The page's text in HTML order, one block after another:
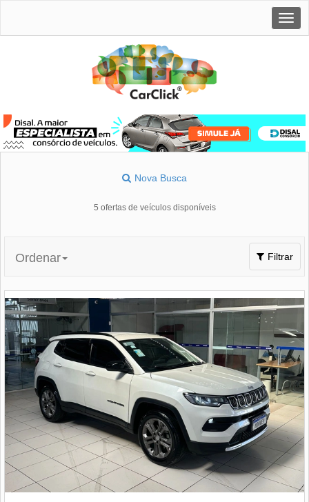
Nova Busca
5 ofertas de veículos disponíveis
Toggle
navigation
Filtrar
Ordenar